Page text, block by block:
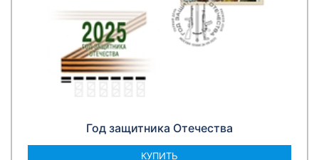
Год защитника Отечества
КУПИТЬ